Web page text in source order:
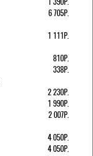
6 705Р.
1 111Р.
810Р.
338Р.
2 230Р.
1 990Р.
2 007Р.
4 050Р.
4 050Р.